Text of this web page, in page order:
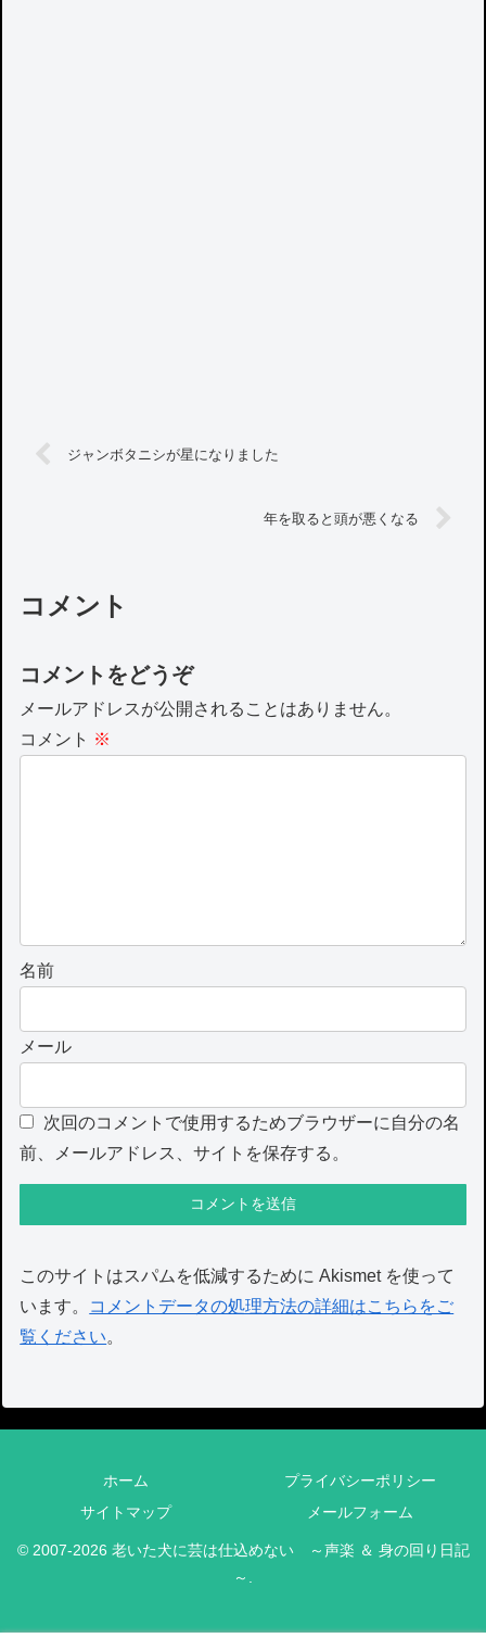
ジャンボタニシが星になりました
年を取ると頭が悪くなる
コメント
コメントをどうぞ
メールアドレスが公開されることはありません。
コメント ※
名前
メール
次回のコメントで使用するためブラウザーに自分の名
前、メールアドレス、サイトを保存する。
このサイトはスパムを低減するために Akismet を使って
います。
コメントデータの処理方法の詳細はこちらをご
覧ください。
ホーム
プライバシーポリシー
サイトマップ
メールフォーム
© 2007-2026 老いた犬に芸は仕込めない ～声楽 ＆ 身の回り日記
～.